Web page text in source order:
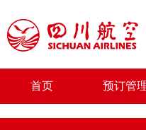
首页 预订管